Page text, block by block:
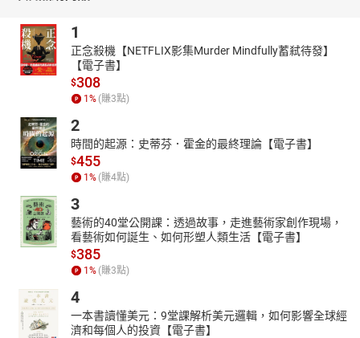
1
正念殺機【NETFLIX影集Murder Mindfully蓄弒待發】
【電子書】
$308
1 % (賺3點)
2
時間的起源：史蒂芬．霍金的最終理論【電子書】
$455
1 % (賺4點)
3
藝術的40堂公開課：透過故事，走進藝術家創作現場，
看藝術如何誕生、如何形塑人類生活【電子書】
$385
1 % (賺3點)
4
一本書讀懂美元：9堂課解析美元邏輯，如何影響全球經
濟和每個人的投資【電子書】